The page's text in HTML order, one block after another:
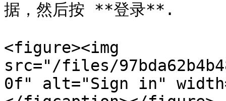
据，然后按 **登录**.
<figure><img
src="/files/
0f" alt="Sign in"